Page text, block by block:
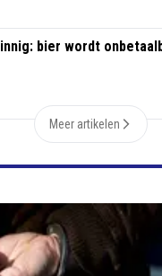
bier wordt
Meer artikelen